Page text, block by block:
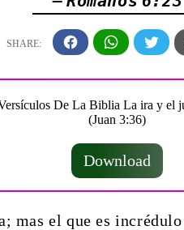
Download
mas el que es